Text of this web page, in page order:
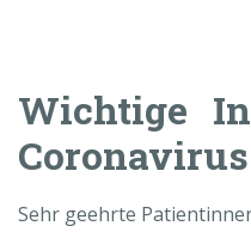
Wichtige
Coronavirus
Sehr geehrte